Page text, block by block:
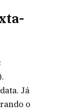
Já
o